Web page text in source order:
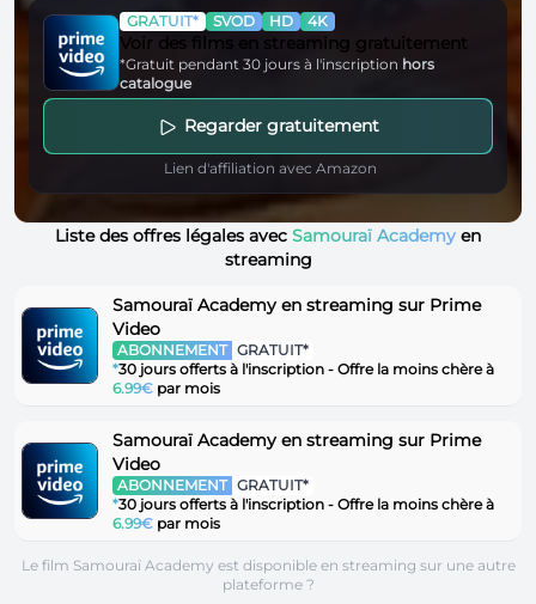
GRATUIT* SVOD HD 4K
Voir des films en streaming gratuitement
*Gratuit pendant 30 jours à l'inscription hors
catalogue
Regarder gratuitement
Lien d'affiliation avec Amazon
Liste des offres légales avec Samouraï Academy en
streaming
Samouraï Academy en streaming sur Prime
Video
ABONNEMENT GRATUIT*
*30 jours offerts à l'inscription - Offre la moins chère à
6.99€ par mois
Samouraï Academy en streaming sur Prime
Video
ABONNEMENT GRATUIT*
*30 jours offerts à l'inscription - Offre la moins chère à
6.99€ par mois
Le film Samouraï Academy est disponible en streaming sur une autre
plateforme ?